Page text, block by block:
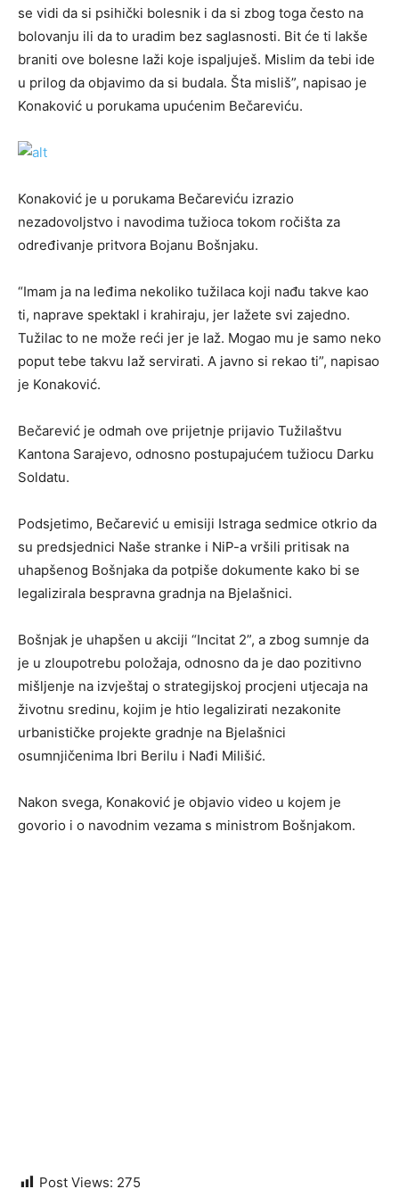
se vidi da si psihički bolesnik i da si zbog toga često na
bolovanju ili da to uradim bez saglasnosti. Bit će ti lakše
braniti ove bolesne laži koje ispaljuješ. Mislim da tebi ide
u prilog da objavimo da si budala. Šta misliš”, napisao je
Konaković u porukama upućenim Bečareviću.
Konaković je u porukama Bečareviću izrazio
nezadovoljstvo i navodima tužioca tokom ročišta za
određivanje pritvora Bojanu Bošnjaku.
“Imam ja na leđima nekoliko tužilaca koji nađu takve kao
ti, naprave spektakl i krahiraju, jer lažete svi zajedno.
Tužilac to ne može reći jer je laž. Mogao mu je samo neko
poput tebe takvu laž servirati. A javno si rekao ti”, napisao
je Konaković.
Bečarević je odmah ove prijetnje prijavio Tužilaštvu
Kantona Sarajevo, odnosno postupajućem tužiocu Darku
Soldatu.
Podsjetimo, Bečarević u emisiji Istraga sedmice otkrio da
su predsjednici Naše stranke i NiP-a vršili pritisak na
uhapšenog Bošnjaka da potpiše dokumente kako bi se
legalizirala bespravna gradnja na Bjelašnici.
Bošnjak je uhapšen u akciji “Incitat 2”, a zbog sumnje da
je u zloupotrebu položaja, odnosno da je dao pozitivno
mišljenje na izvještaj o strategijskoj procjeni utjecaja na
životnu sredinu, kojim je htio legalizirati nezakonite
urbanističke projekte gradnje na Bjelašnici
osumnjičenima Ibri Berilu i Nađi Milišić.
Nakon svega, Konaković je objavio video u kojem je
govorio i o navodnim vezama s ministrom Bošnjakom.
Post Views: 275